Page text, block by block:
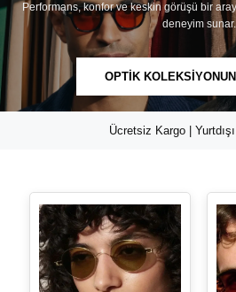
Performans, konfor ve keskin görüşü bir
deneyim sunar.
OPTİK
Ücretsiz Kargo |